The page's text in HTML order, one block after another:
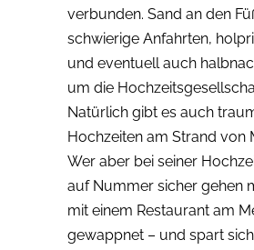
verbunden. Sand an den
schwierige Anfahrten,
und eventuell auch
um die
Natürlich gibt es auch
Hochzeiten am Strand von
Wer aber bei seiner
auf Nummer sicher gehen
mit einem Restaurant am
gewappnet – und spart sich